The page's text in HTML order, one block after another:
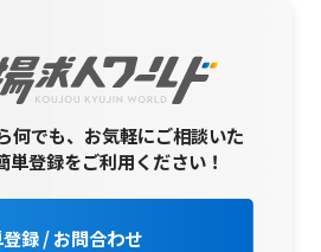
何でも、お気軽にご相談いた
単登録をご利用ください！
録 / お問合わせ